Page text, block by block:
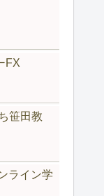
FX
笹田教
ライン学